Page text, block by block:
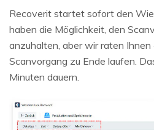
Recoverit startet sofort den
haben die Möglichkeit, den
anzuhalten, aber wir raten
Scanvorgang zu Ende laufen.
Minuten dauern.